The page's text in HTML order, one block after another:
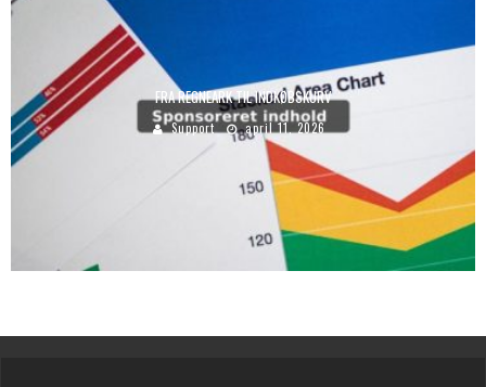
FRA REGNEARK TIL INDKØBSKURV
Support april 11, 2026